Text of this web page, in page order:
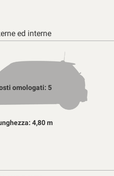
ed interne
omologati: 5
4,80 m